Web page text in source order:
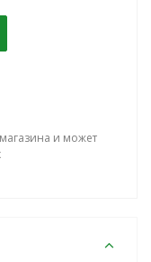
и может